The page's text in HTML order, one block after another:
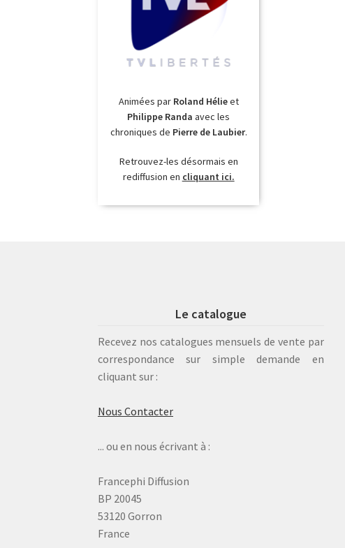
Animées par Roland Hélieet
Philippe Randa avec les
chroniques de Pierre de Laubier.
Retrouvez-les désormais en
rediffusion en cliquant ici.
Le catalogue
Recevez nos catalogues mensuels de vente par
correspondance sur simple demande en
cliquant sur :
Nous Contacter
... ou en nous écrivant à :
Francephi Diffusion
BP 20045
53120 Gorron
France